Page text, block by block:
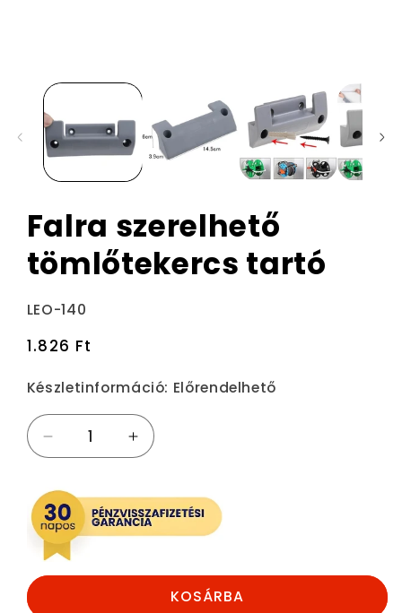
Falra szerelhető
tömlőtekercs tartó
Termékváltozat:
LEO-140
Normál
1.826 Ft
Készletinformáció: Előrendelhető
szerelhető
tartó
mennyiségének
csökkentése
Falra
szerelhető
tartó
mennyiségének
növelése
KOSÁRBA